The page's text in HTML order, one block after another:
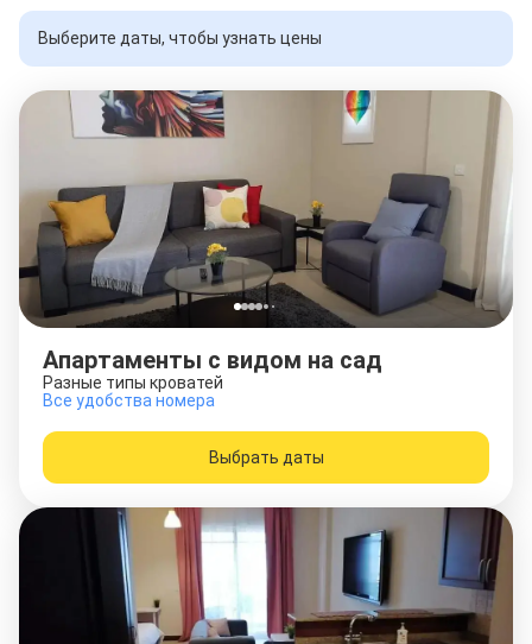
Выберите даты, чтобы узнать цены
Апартаменты с видом на сад
Разные типы кроватей
Все удобства номера
Выбрать даты